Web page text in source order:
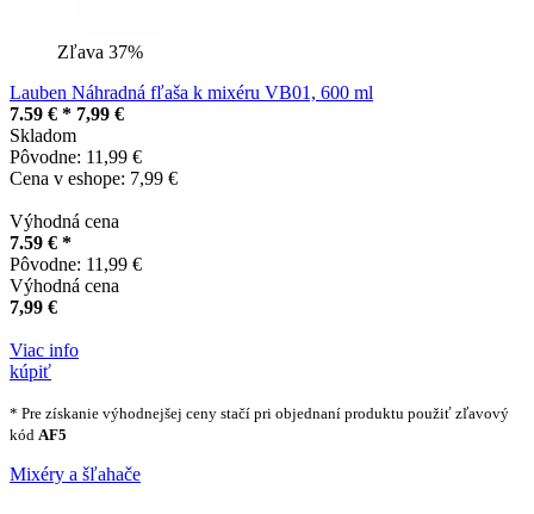
Zľava 37%
Lauben Náhradná fľaša k mixéru VB01, 600 ml
7.59 € * 7,99 €
Skladom
Pôvodne: 11,99 €
Cena v eshope: 7,99 €
Výhodná cena
7.59 € *
Pôvodne: 11,99 €
Výhodná cena
7,99 €
Viac info
kúpiť
* Pre získanie výhodnejšej ceny stačí pri objednaní produktu použiť zľavový
kód AF5
Mixéry a šľahače